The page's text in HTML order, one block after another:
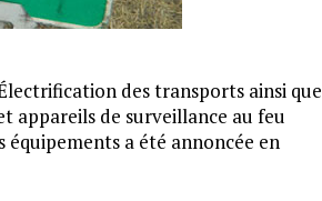
des transports ainsi que
appareils de surveillance au feu
équipements a été annoncée en